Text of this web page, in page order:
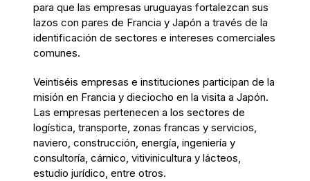
para que las empresas uruguayas fortalezcan sus
lazos con pares de Francia y Japón a través de la
identificación de sectores e intereses comerciales
comunes.
Veintiséis empresas e instituciones participan de la
misión en Francia y dieciocho en la visita a Japón.
Las empresas pertenecen a los sectores de
logística, transporte, zonas francas y servicios,
naviero, construcción, energía, ingeniería y
consultoría, cárnico, vitivinicultura y lácteos,
estudio jurídico, entre otros.